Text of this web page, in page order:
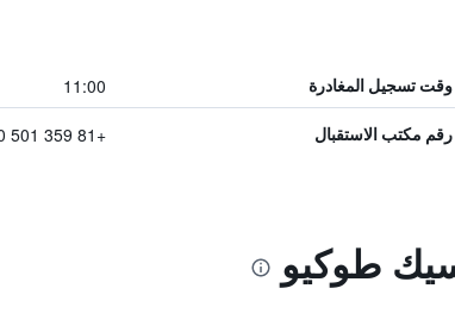
وقت تسجيل المغادرة 11:00
رقم مكتب الاستقبال +81 359 501 200
طوكيو